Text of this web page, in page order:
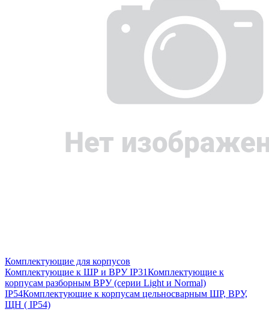
Комплектующие для корпусов
Комплектующие к ШР и ВРУ IP31Комплектующие к
корпусам разборным ВРУ (серии Light и Normal)
IP54Комплектующие к корпусам цельносварным ШР, ВРУ,
ЩН ( IP54)